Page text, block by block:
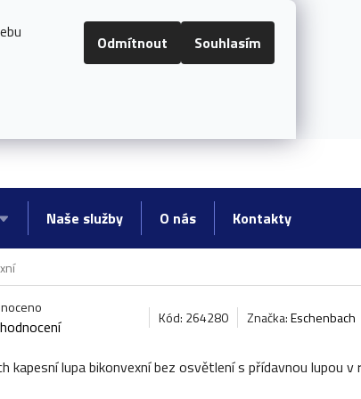
Odmítnout Souhlasím
KDYŽ BRÝLE NESTAČÍ RADY A INFORMACE
Naše služby O nás Kontakty
Kód: 264280 Značka:Eschenbach
kapesní lupa bikonvexní bez osvětlení s přídavnou lupou v